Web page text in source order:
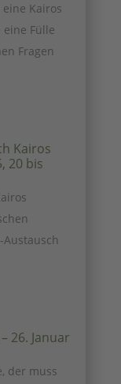
Kairos
Fülle
Fragen
Kairos
20 bis
26. Januar
der muss